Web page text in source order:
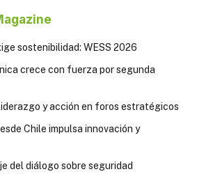
sostenibilidad: WESS 2026
crece con fuerza por segunda
y acción en foros estratégicos
Chile impulsa innovación y
del diálogo sobre seguridad